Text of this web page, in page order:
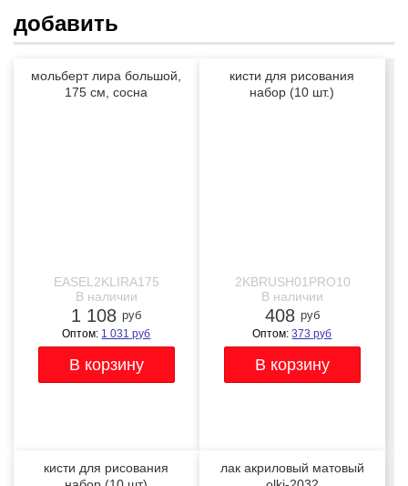
добавить
мольберт лира большой,
175 см, сосна
EASEL2KLIRA175
В наличии
1 108 руб
Оптом: 1 031 руб
кисти для рисования
набор (10 шт.)
2KBRUSH01PRO10
В наличии
408 руб
Оптом:373 руб
кисти для рисования
лак акриловый матовый